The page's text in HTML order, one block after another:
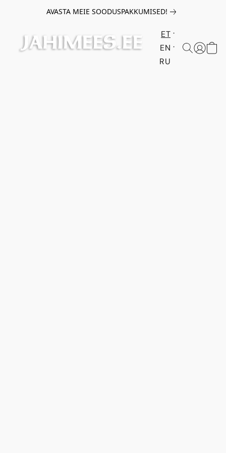
AVASTA MEIE SOODUSPAKKUMISED!
ET
EN
RU